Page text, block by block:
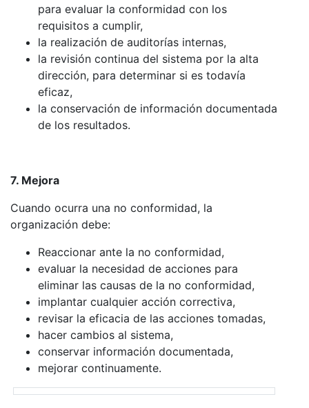
para evaluar la conformidad con los
requisitos a cumplir,
la realización de auditorías internas,
la revisión continua del sistema por la alta
dirección, para determinar si es todavía
eficaz,
la conservación de información documentada
de los resultados.
7. Mejora
Cuando ocurra una no conformidad, la
organización debe:
Reaccionar ante la no conformidad,
evaluar la necesidad de acciones para
eliminar las causas de la no conformidad,
implantar cualquier acción correctiva,
revisar la eficacia de las acciones tomadas,
hacer cambios al sistema,
conservar información documentada,
mejorar continuamente.